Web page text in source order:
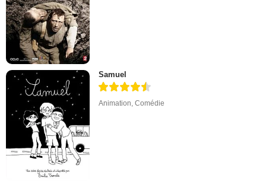
Samuel
Animation,Comédie